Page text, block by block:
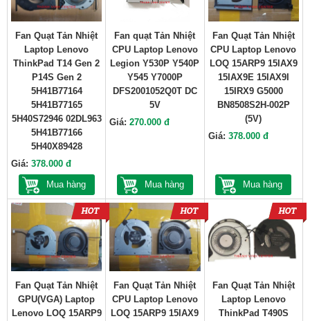
Fan Quạt Tản Nhiệt
Laptop Lenovo
ThinkPad T14 Gen 2
P14S Gen 2
5H41B77164
5H41B77165
5H40S72946 02DL963
5H41B77166
5H40X89428
Giá: 378.000 đ
Mua hàng
Fan quạt Tản Nhiệt
CPU Laptop Lenovo
Legion Y530P Y540P
Y545 Y7000P
DFS2001052Q0T DC
5V
Giá:270.000 đ
Mua hàng
Fan Quạt Tản Nhiệt
CPU Laptop Lenovo
LOQ 15ARP9 15IAX9
15IAX9E 15IAX9I
15IRX9 G5000
BN8508S2H-002P
(5V)
Giá: 378.000 đ
Mua hàng
Fan Quạt Tản Nhiệt
GPU(VGA) Laptop
Lenovo LOQ 15ARP9
Fan Quạt Tản Nhiệt
CPU Laptop Lenovo
LOQ 15ARP9 15IAX9
Fan Quạt Tản Nhiệt
Laptop Lenovo
ThinkPad T490S